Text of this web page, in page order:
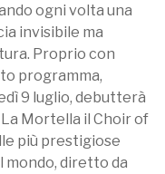
ogni volta una
invisibile ma
Proprio con
programma,
9 luglio, debutterà
Mortella il Choir of
più prestigiose
diretto da